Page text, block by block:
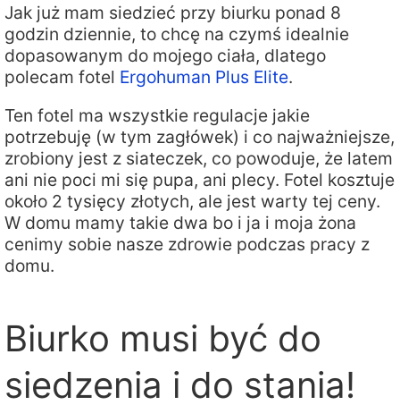
Jak już mam siedzieć przy biurku ponad 8
godzin dziennie, to chcę na czymś idealnie
dopasowanym do mojego ciała, dlatego
polecam fotel Ergohuman Plus Elite.
Ten fotel ma wszystkie regulacje jakie
potrzebuję (w tym zagłówek) i co najważniejsze,
zrobiony jest z siateczek, co powoduje, że latem
ani nie poci mi się pupa, ani plecy. Fotel kosztuje
około 2 tysięcy złotych, ale jest warty tej ceny.
W domu mamy takie dwa bo i ja i moja żona
cenimy sobie nasze zdrowie podczas pracy z
domu.
Biurko musi być do
siedzenia i do stania!